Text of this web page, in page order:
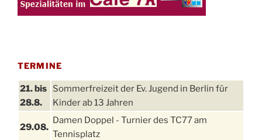
TERMINE
21. bis
28.8.
Sommerfreizeit der Ev. Jugend in Berlin für
Kinder ab 13 Jahren
29.08.
Damen Doppel - Turnier des TC77 am
Tennisplatz